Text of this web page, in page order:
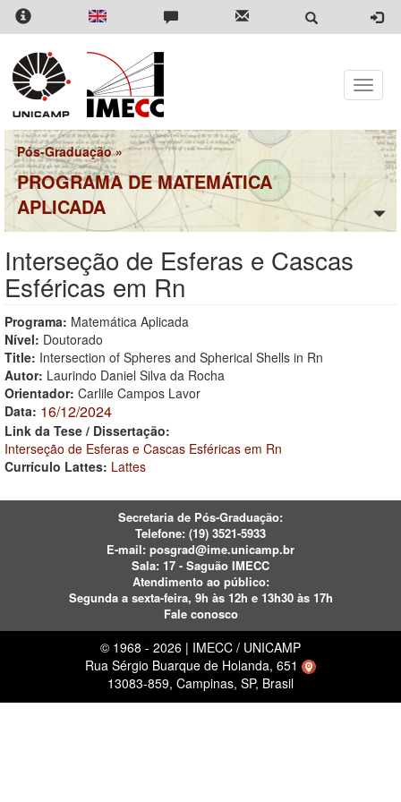
Pular
para
conteúdo
principal
Toggle
Pós-Graduação»
PROGRAMA DE MATEMÁTICA
APLICADA
Interseção de Esferas e Cascas
Esféricas em Rn
Programa: Matemática Aplicada
Nível: Doutorado
Title: Intersection of Spheres and Spherical Shells in Rn
Autor: Laurindo Daniel Silva da Rocha
Orientador: Carlile Campos Lavor
Data: 16/12/2024
Link da Tese / Dissertação:
Interseção de Esferas e Cascas Esféricas em Rn
Currículo Lattes: Lattes
Secretaria de Pós-Graduação:
Telefone: (19) 3521-5933
E-mail: posgrad@ime.unicamp.br
Sala: 17 - Saguão IMECC
Atendimento ao público:
Segunda a sexta-feira, 9h às 12h e 13h30 às 17h
Fale conosco
© 1968 - 2026 | IMECC / UNICAMP
Rua Sérgio Buarque de Holanda, 651
13083-859, Campinas, SP, Brasil